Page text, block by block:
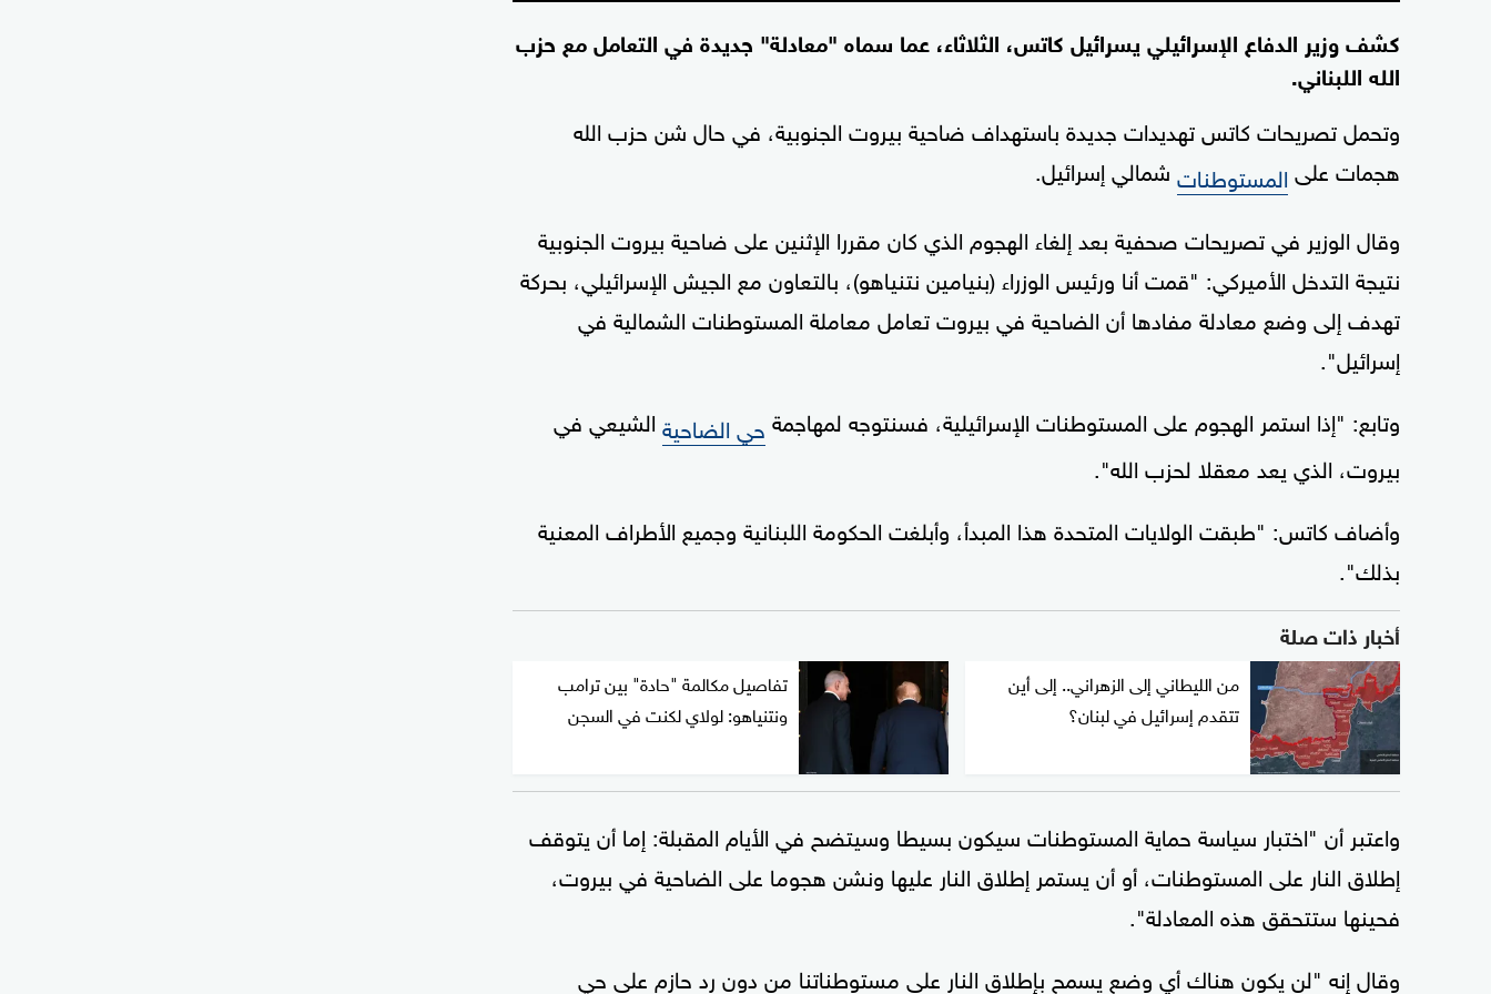
كشف وزير الدفاع الإسرائيلي يسرائيل كاتس، الثلاثاء، عما سماه "معادلة" جديدة في التعامل مع حزب
الله اللبناني.
وتحمل تصريحات كاتس تهديدات جديدة باستهداف ضاحية بيروت الجنوبية، في حال شن حزب الله
هجمات على المستوطنات شمالي إسرائيل.
وقال الوزير في تصريحات صحفية بعد إلغاء الهجوم الذي كان مقررا الإثنين على ضاحية بيروت الجنوبية
نتيجة التدخل الأميركي: "قمت أنا ورئيس الوزراء (بنيامين نتنياهو)، بالتعاون مع الجيش الإسرائيلي، بحركة
تهدف إلى وضع معادلة مفادها أن الضاحية في بيروت تعامل معاملة المستوطنات الشمالية في
إسرائيل".
وتابع: "إذا استمر الهجوم على المستوطنات الإسرائيلية، فسنتوجه لمهاجمة حي الضاحية الشيعي في
بيروت، الذي يعد معقلا لحزب الله".
وأضاف كاتس: "طبقت الولايات المتحدة هذا المبدأ، وأبلغت الحكومة اللبنانية وجميع الأطراف المعنية
بذلك".
أخبار ذات صلة
من الليطاني إلى الزهراني.. إلى أين
تتقدم إسرائيل في لبنان؟
تفاصيل مكالمة "حادة" بين ترامب
ونتنياهو: لولاي لكنت في السجن
واعتبر أن "اختبار سياسة حماية المستوطنات سيكون بسيطا وسيتضح في الأيام المقبلة: إما أن يتوقف
إطلاق النار على المستوطنات، أو أن يستمر إطلاق النار عليها ونشن هجوما على الضاحية في بيروت،
فحينها ستتحقق هذه المعادلة".
وقال إنه "لن يكون هناك أي وضع يسمح بإطلاق النار على مستوطناتنا من دون رد حازم على حي